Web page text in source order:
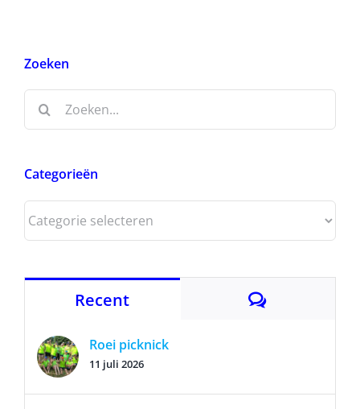
Zoeken
Zoeken
Categorieën
Categorieën
Recent Reacties
Roei picknick
11 juli 2026